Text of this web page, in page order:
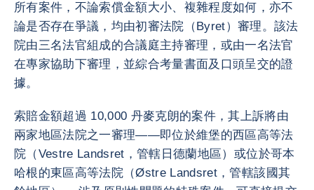
所有案件，不論索償金額大小、複雜程度如何，亦不
論是否存在爭議，均由初審法院（Byret）審理。該法
院由三名法官組成的合議庭主持審理，或由一名法官
在專家協助下審理，並綜合考量書面及口頭呈交的證
據。
索賠金額超過 10,000 丹麥克朗的案件，其上訴將由
兩家地區法院之一審理——即位於維堡的西區高等法
院（Vestre Landsret，管轄日德蘭地區）或位於哥本
哈根的東區高等法院（Østre Landsret，管轄該國其